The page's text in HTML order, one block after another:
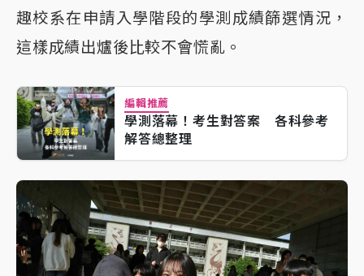
趣校系在申請入學階段的學測成績篩選情況，
這樣成績出爐後比較不會慌亂。
編輯推薦
學測落幕！考生對答案 各科參考
解答總整理